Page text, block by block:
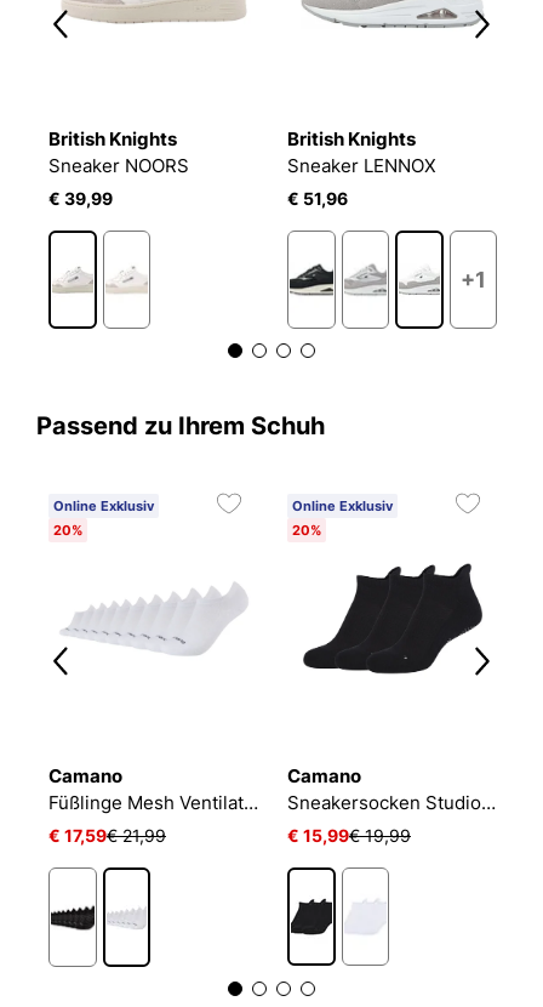
British Knights
Sneaker NOORS
€ 39,99
British Knights
Sneaker LENNOX
€ 51,96
+1
Passend zu Ihrem Schuh
Online Exklusiv
20%
Camano
Füßlinge Mesh Ventilation
€ 17,59€ 21,99
Online Exklusiv
20%
Camano
Sneakersocken Studio-Line Pilates und Yoga
€ 15,99€ 19,99